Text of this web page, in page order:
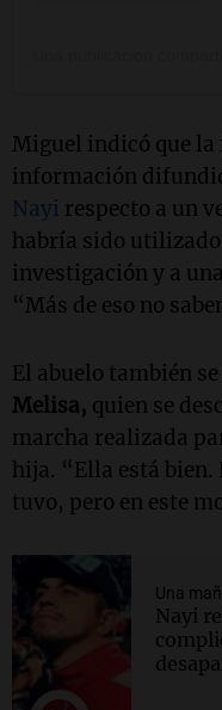
Miguel indicó que
información
Nayi respecto a un
habría sido
investigación y a
“Más de eso no
El abuelo también
Melisa, quien se
marcha realizada
hija. “Ella está
tuvo, pero en este
Una
Nayi